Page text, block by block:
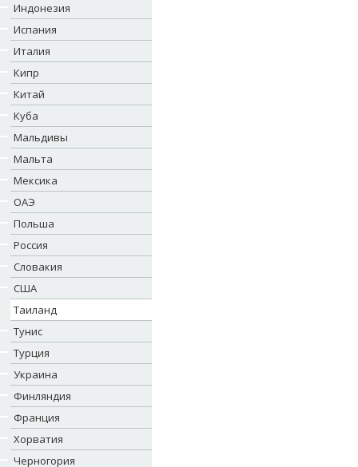
Индонезия
Испания
Италия
Кипр
Китай
Куба
Мальдивы
Мальта
Мексика
ОАЭ
Польша
Россия
Словакия
США
Таиланд
Тунис
Турция
Украина
Финляндия
Франция
Хорватия
Черногория